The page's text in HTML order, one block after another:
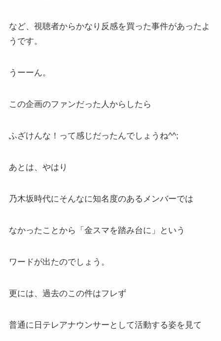
など、視聴者からかなり反感を買った事件があったよ
うです。
うーーん。
この企画のファンだった人からしたら
ふざけんな！って感じだったんでしょうね^^;
あとは、やはり
乃木坂時代にそんなに知名度のあるメンバーでは
なかったことから「金スマを踏み台に」という
ワードが出たのでしょう。
更には、過去のこの件はフレず
普通に日テレアナウンサーとして活動する姿を見て